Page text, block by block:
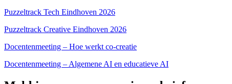
Puzzeltrack Tech Eindhoven 2026
Puzzeltrack Creative Eindhoven 2026
Docentenmeeting – Hoe werkt co-creatie
Docentenmeeting – Algemene AI en educatieve AI